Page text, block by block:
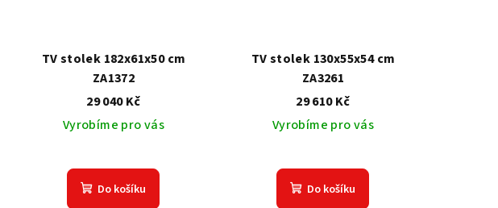
TV stolek 182x61x50 cm
ZA1372
29 040 Kč
Vyrobíme pro vás
Do košíku
TV stolek 130x55x54 cm
ZA3261
29 610 Kč
Vyrobíme pro vás
Do košíku